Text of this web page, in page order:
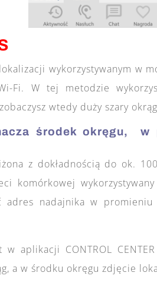
wykorzystywanym w
Fi. W tej metodzie
wtedy duży szary
środek okręgu,
z dokładnością do ok.
komórkowej
adres nadajnika w promieniu
aplikacji CONTROL
a w środku okręgu zdjęcie